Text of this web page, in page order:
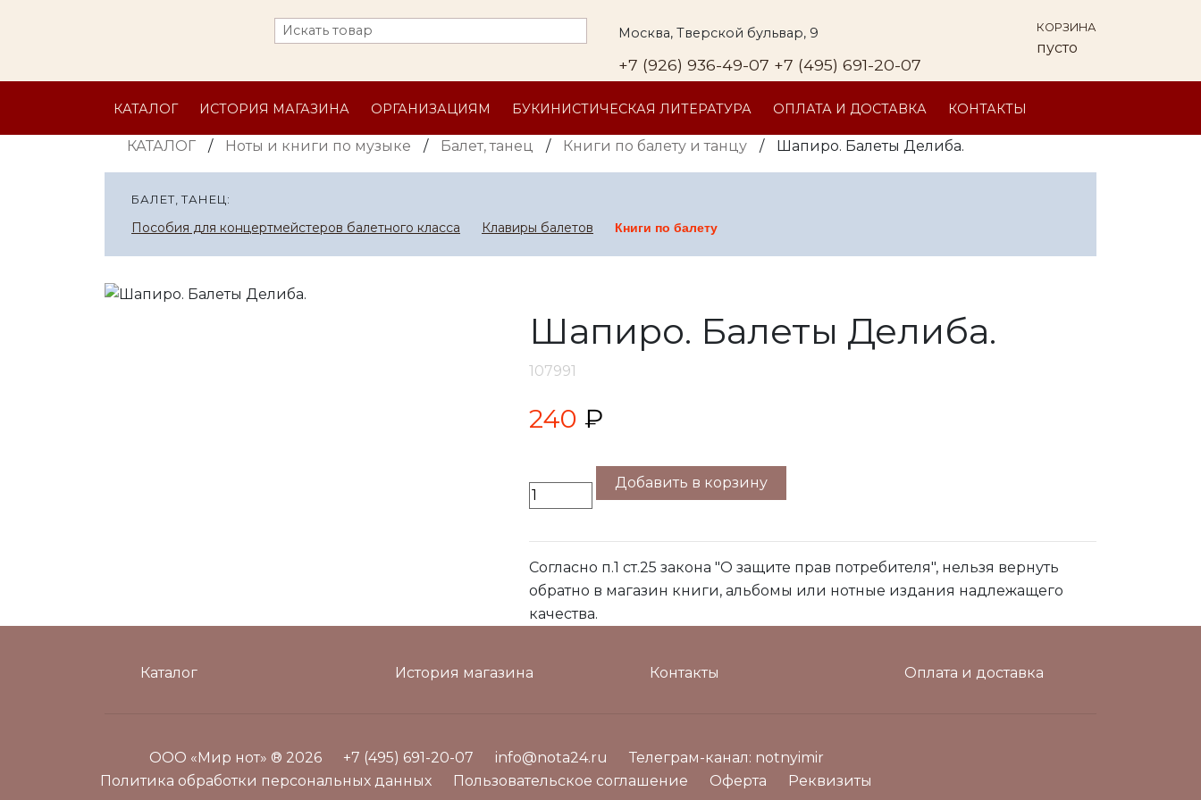
Москва, Тверской бульвар, 9
+7 (926) 936-49-07 +7 (495) 691-20-07
КОРЗИНА
пусто
КАТАЛОГ ИСТОРИЯ МАГАЗИНА ОРГАНИЗАЦИЯМ БУКИНИСТИЧЕСКАЯ ЛИТЕРАТУРА ОПЛАТА И ДОСТАВКА КОНТАКТЫ
КАТАЛОГ / Ноты и книги по музыке / Балет, танец / Книги по балету и танцу / Шапиро. Балеты Делиба.
БАЛЕТ, ТАНЕЦ:
Пособия для концертмейстеров балетного класса Клавиры балетов Книги по балету
Шапиро. Балеты Делиба.
107991
240 ₽
Добавить в корзину
Согласно п.1 ст.25 закона "О защите прав потребителя", нельзя вернуть
обратно в магазин книги, альбомы или нотные издания надлежащего
качества.
Каталог История магазина Контакты Оплата и доставка
ООО «Мир нот» ® 2026 +7 (495) 691-20-07 info@nota24.ru Телеграм-канал: notnyimir
Политика обработки персональных данных
Пользовательское соглашение Оферта Реквизиты